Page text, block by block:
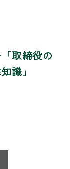
取締役の
識」